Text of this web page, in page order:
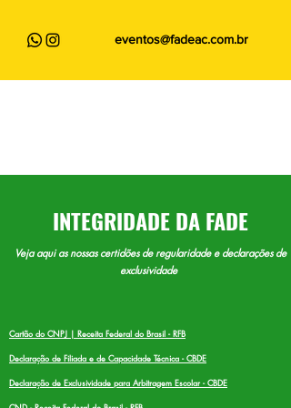
eventos@fadeac.com.br
INTEGRIDADE DA FADE
Veja aqui as nossas certidões de regularidade e declarações de
exclusividade
Cartão do CNPJ | Receita Federal do Brasil - RFB
Declaração de Filiada e de Capacidade Técnica - CBDE
Declaração de Exclusividade para Arbitragem Escolar - CBDE